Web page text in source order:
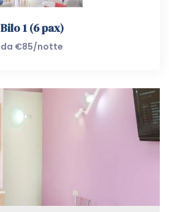
Bilo 1 (6 pax)
da €85/notte